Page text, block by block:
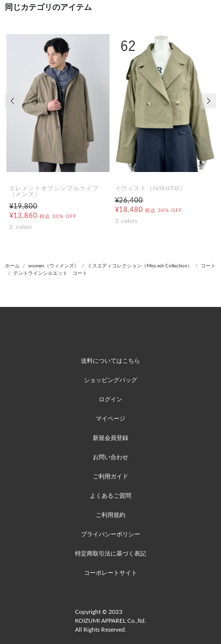
同じカテゴリのアイテム
エレメントオブシンプルライフ
（メンズ）
¥19,800
¥13,860 税込 30% OFF
2 colors
イヴィスト（IVISUTO）
¥26,400
¥18,480 税込 30% OFF
3 colors
前の画像
ホーム women（ウィメンズ） ミスエディコレクション（Miss edi Collection）
コート
テントラインシルエット コート
送料についてはこちら
ショッピングバッグ
ログイン
マイページ
新規会員登録
お問い合わせ
ご利用ガイド
よくあるご質問
ご利用規約
プライバシーポリシー
特定商取引法に基づく表記
コーポレートサイト
Copyright © 2023
KOIZUMI APPAREL Co.,ltd.
All Rights Reserved.